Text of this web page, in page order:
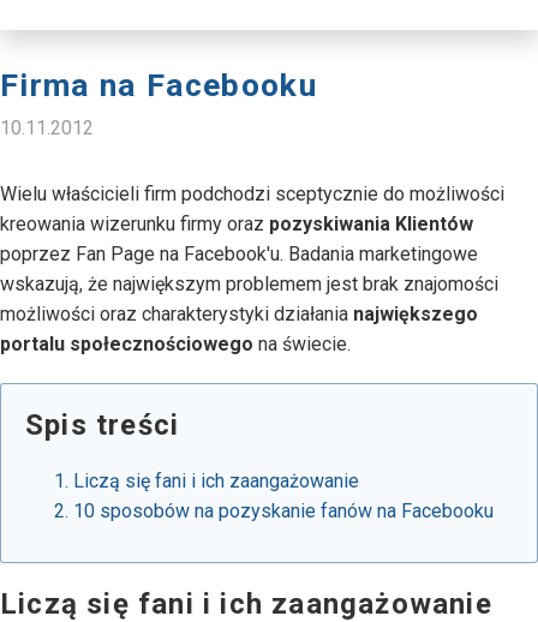
Firma na Facebooku
10.11.2012
Wielu właścicieli firm podchodzi sceptycznie do możliwości
kreowania wizerunku firmy oraz pozyskiwania Klientów
poprzez Fan Page na Facebook'u. Badania marketingowe
wskazują, że największym problemem jest brak znajomości
możliwości oraz charakterystyki działania największego
portalu społecznościowego na świecie.
Spis treści
Liczą się fani i ich zaangażowanie
10 sposobów na pozyskanie fanów na Facebooku
Liczą się fani i ich zaangażowanie